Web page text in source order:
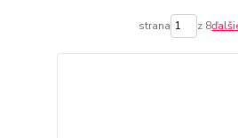
strana z 8